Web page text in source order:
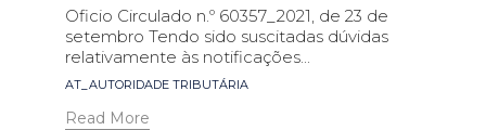
Oficio Circulado n.º 60357_2021, de 23 de
setembro Tendo sido suscitadas dúvidas
relativamente às notificações...
Tags
AT_AUTORIDADE TRIBUTÁRIA
Read More